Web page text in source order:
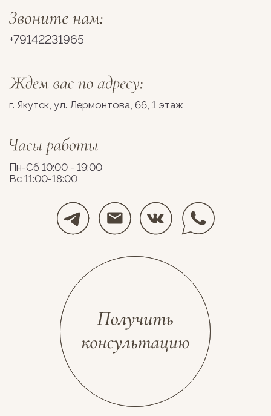
Космос Декор, 2026